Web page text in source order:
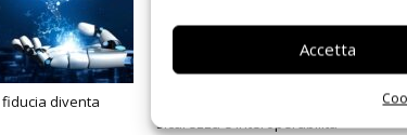
Accetta
diventa
sicurezza e interoperabilità